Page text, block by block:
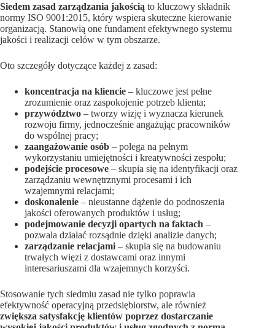
Siedem zasad zarządzania jakością to kluczowy składnik
normy ISO 9001:2015, który wspiera skuteczne kierowanie
organizacją. Stanowią one fundament efektywnego systemu
jakości i realizacji celów w tym obszarze.
Oto szczegóły dotyczące każdej z zasad:
koncentracja na kliencie – kluczowe jest pełne
zrozumienie oraz zaspokojenie potrzeb klienta;
przywództwo – tworzy wizję i wyznacza kierunek
rozwoju firmy, jednocześnie angażując pracowników
do wspólnej pracy;
zaangażowanie osób – polega na pełnym
wykorzystaniu umiejętności i kreatywności zespołu;
podejście procesowe – skupia się na identyfikacji oraz
zarządzaniu wewnętrznymi procesami i ich
wzajemnymi relacjami;
doskonalenie – nieustanne dążenie do podnoszenia
jakości oferowanych produktów i usług;
podejmowanie decyzji opartych na faktach –
pozwala działać rozsądnie dzięki analizie danych;
zarządzanie relacjami – skupia się na budowaniu
trwałych więzi z dostawcami oraz innymi
interesariuszami dla wzajemnych korzyści.
Stosowanie tych siedmiu zasad nie tylko poprawia
efektywność operacyjną przedsiębiorstw, ale również
zwiększa satysfakcję klientów poprzez dostarczanie